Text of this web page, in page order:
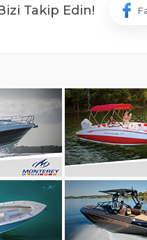
Takip Edin!